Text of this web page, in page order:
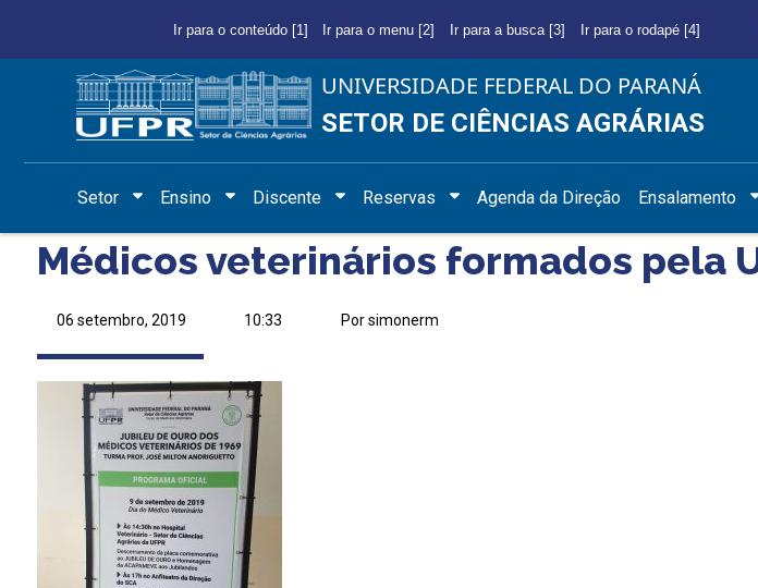
Ir para o conteúdo [1] Ir para o menu [2] Ir para a busca [3] Ir para o rodapé [4]
UNIVERSIDADE FEDERAL DO PARANÁ
SETOR DE CIÊNCIAS AGRÁRIAS
Setor Ensino Discente Reservas Agenda da Direção Ensalamento
Médicos veterinários formados pela
06 setembro, 2019 10:33 Por simonerm